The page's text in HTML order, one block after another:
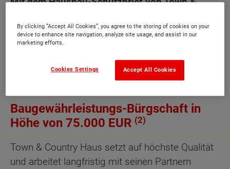
Bau auf der sicheren Seite. Nicht nur bei
eventuellen Mängeln, auch in unverschuldeten
Notsituationen werden Sie nicht alleine
gelassen.
Baugewährleistungs-Bürgschaft in
Höhe von 75.000 EUR (2)
Town & Country Haus setzt auf höchste Qualität
und arbeitet langfristig mit seinen Partnern
By clicking “Accept All Cookies”, you agree to the storing of cookies on your
device to enhance site navigation, analyze site usage, and assist in our
marketing efforts.
Accept All Cookies
Cookies Settings